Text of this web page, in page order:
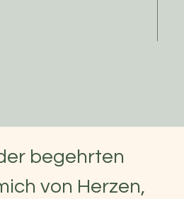
begehrten
von Herzen,